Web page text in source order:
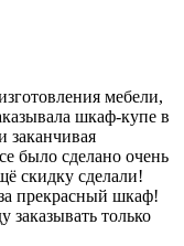
мебели,
шкаф-купе в
заканчивая
было сделано очень
скидку сделали!
прекрасный шкаф!
заказывать только